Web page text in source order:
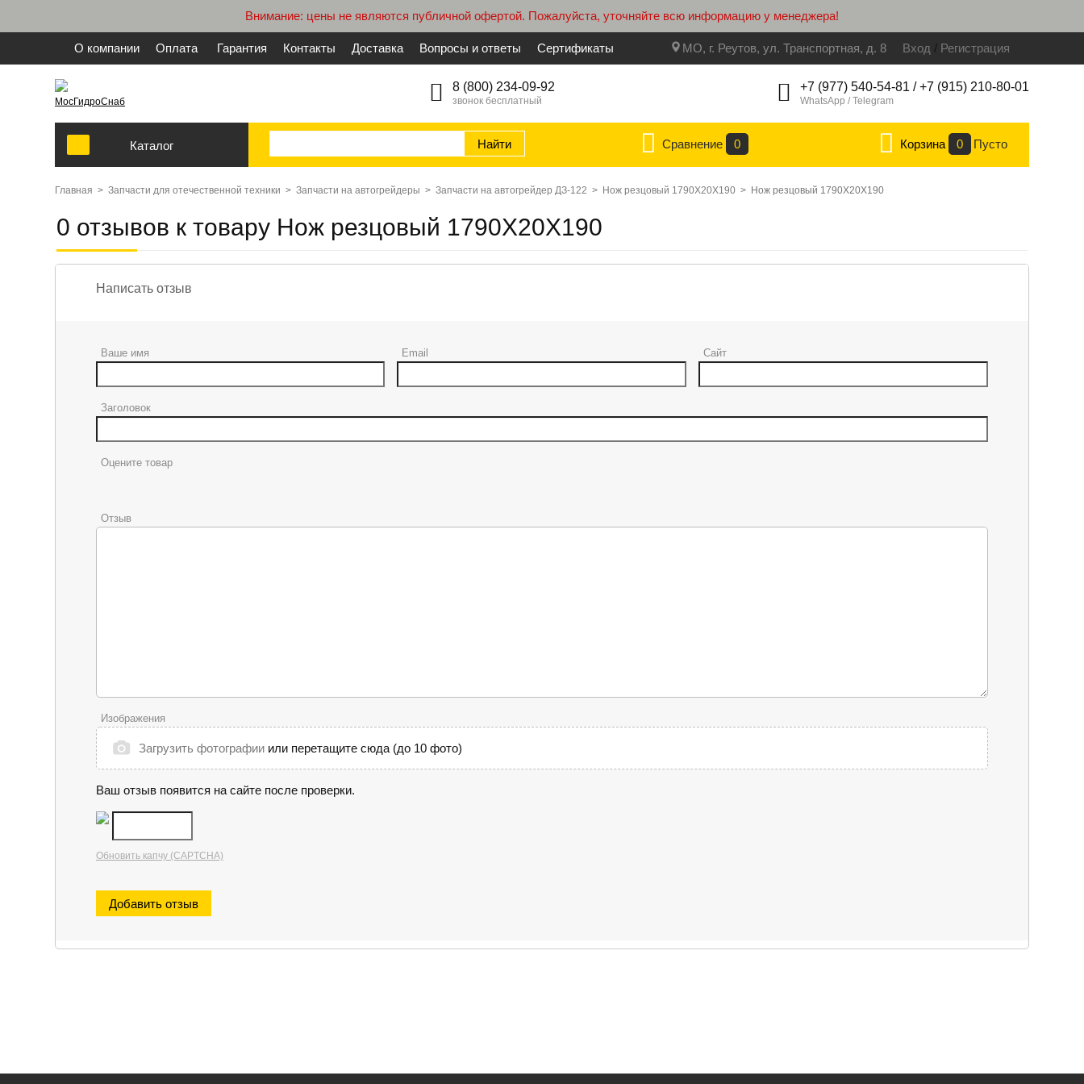
Внимание: цены не являются публичной офертой. Пожалуйста, уточняйте всю информацию у менеджера!
О компании Оплата Гарантия Контакты Доставка Вопросы и ответы Сертификаты МО, г. Реутов, ул. Транспортная, д. 8 Вход / Регистрация
МосГидроСнаб
8 (800) 234-09-92
звонок бесплатный
+7 (977) 540-54-81 / +7 (915) 210-80-01
WhatsApp / Telegram
Каталог Сравнение 0 Корзина 0 Пусто
Главная > Запчасти для отечественной техники > Запчасти на автогрейдеры > Запчасти на автогрейдер ДЗ-122 > Нож резцовый 1790Х20Х190 > Нож резцовый 1790Х20Х190
0 отзывов к товару Нож резцовый 1790Х20Х190
Написать отзыв
Ваше имя Email Сайт
Заголовок
Оцените товар
Отзыв
Изображения
Загрузить фотографии или перетащите сюда (до 10 фото)
Ваш отзыв появится на сайте после проверки.
Обновить капчу (CAPTCHA)